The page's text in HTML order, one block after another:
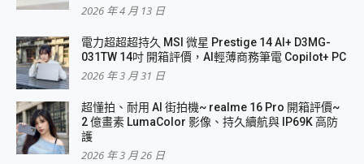
2026 年 4 月 13 日
電力超超超持久 MSI 微星 Prestige 14 AI+ D3MG-
031TW 14吋 開箱評價，AI輕薄商務筆電 Copilot+ PC
2026 年 3 月 31 日
超懂拍、耐用 AI 街拍機~ realme 16 Pro 開箱評價~
2 億畫素 LumaColor 影像、持久續航與 IP69K 高防
護
2026 年 3 月 26 日